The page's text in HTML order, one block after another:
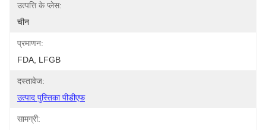
उत्पत्ति के प्लेस:
चीन
प्रमाणन:
FDA, LFGB
दस्तावेज:
उत्पाद पुस्तिका पीडीएफ
सामग्री: